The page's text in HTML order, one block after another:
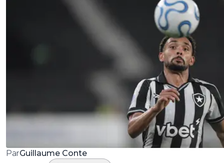
ParGuillaume Conte